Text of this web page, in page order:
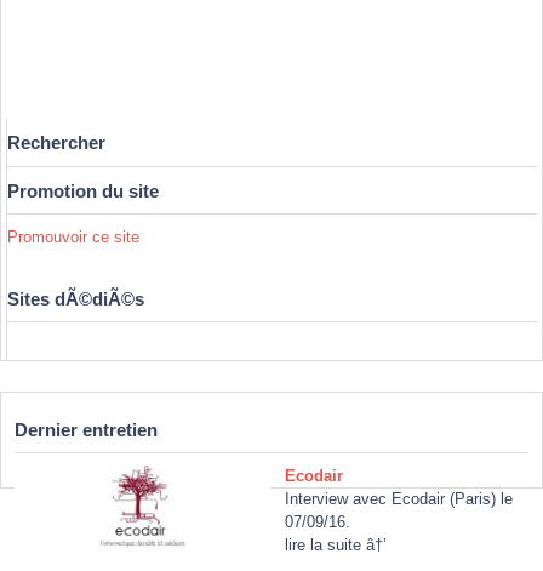
Rechercher
Promotion du site
Promouvoir ce site
Sites dÃ©diÃ©s
Dernier entretien
Ecodair
Interview avec Ecodair (Paris) le
07/09/16.
lire la suite â†’